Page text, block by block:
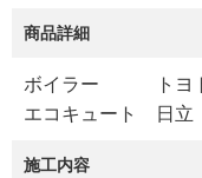
商品詳細
ボイラー トヨト
エコキュート 日
施工内容